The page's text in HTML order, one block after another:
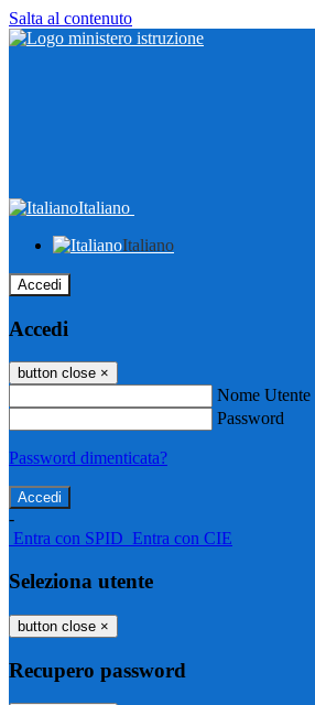
Salta al contenuto
Italiano
Italiano
Accedi
Accedi
button close ×
Nome Utente
Password
Password dimenticata?
-
Entra con SPID Entra con CIE
Seleziona utente
button close ×
Recupero password